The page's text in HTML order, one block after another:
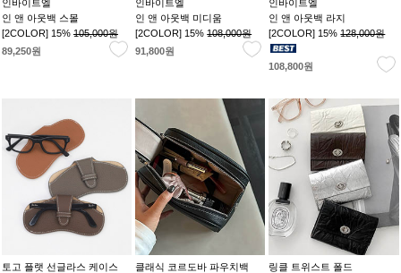
인바이트엘
인 앤 아웃백 스몰
[2COLOR] 15% 105,000원
89,250원
인바이트엘
인 앤 아웃백 미디움
[2COLOR] 15%108,000원
91,800원
인바이트엘
인 앤 아웃백 라지
[2COLOR] 15%128,000원
108,800원
토고 플랫 선글라스 케이스
클래식 코르도바 파우치백
링클 트위스트 폴드